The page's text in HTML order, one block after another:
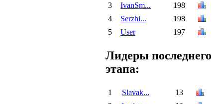
3
IvanSm...
198
4
Serzhi...
198
5
User 197
Лидеры последнего
этапа:
1 Slavak...
13